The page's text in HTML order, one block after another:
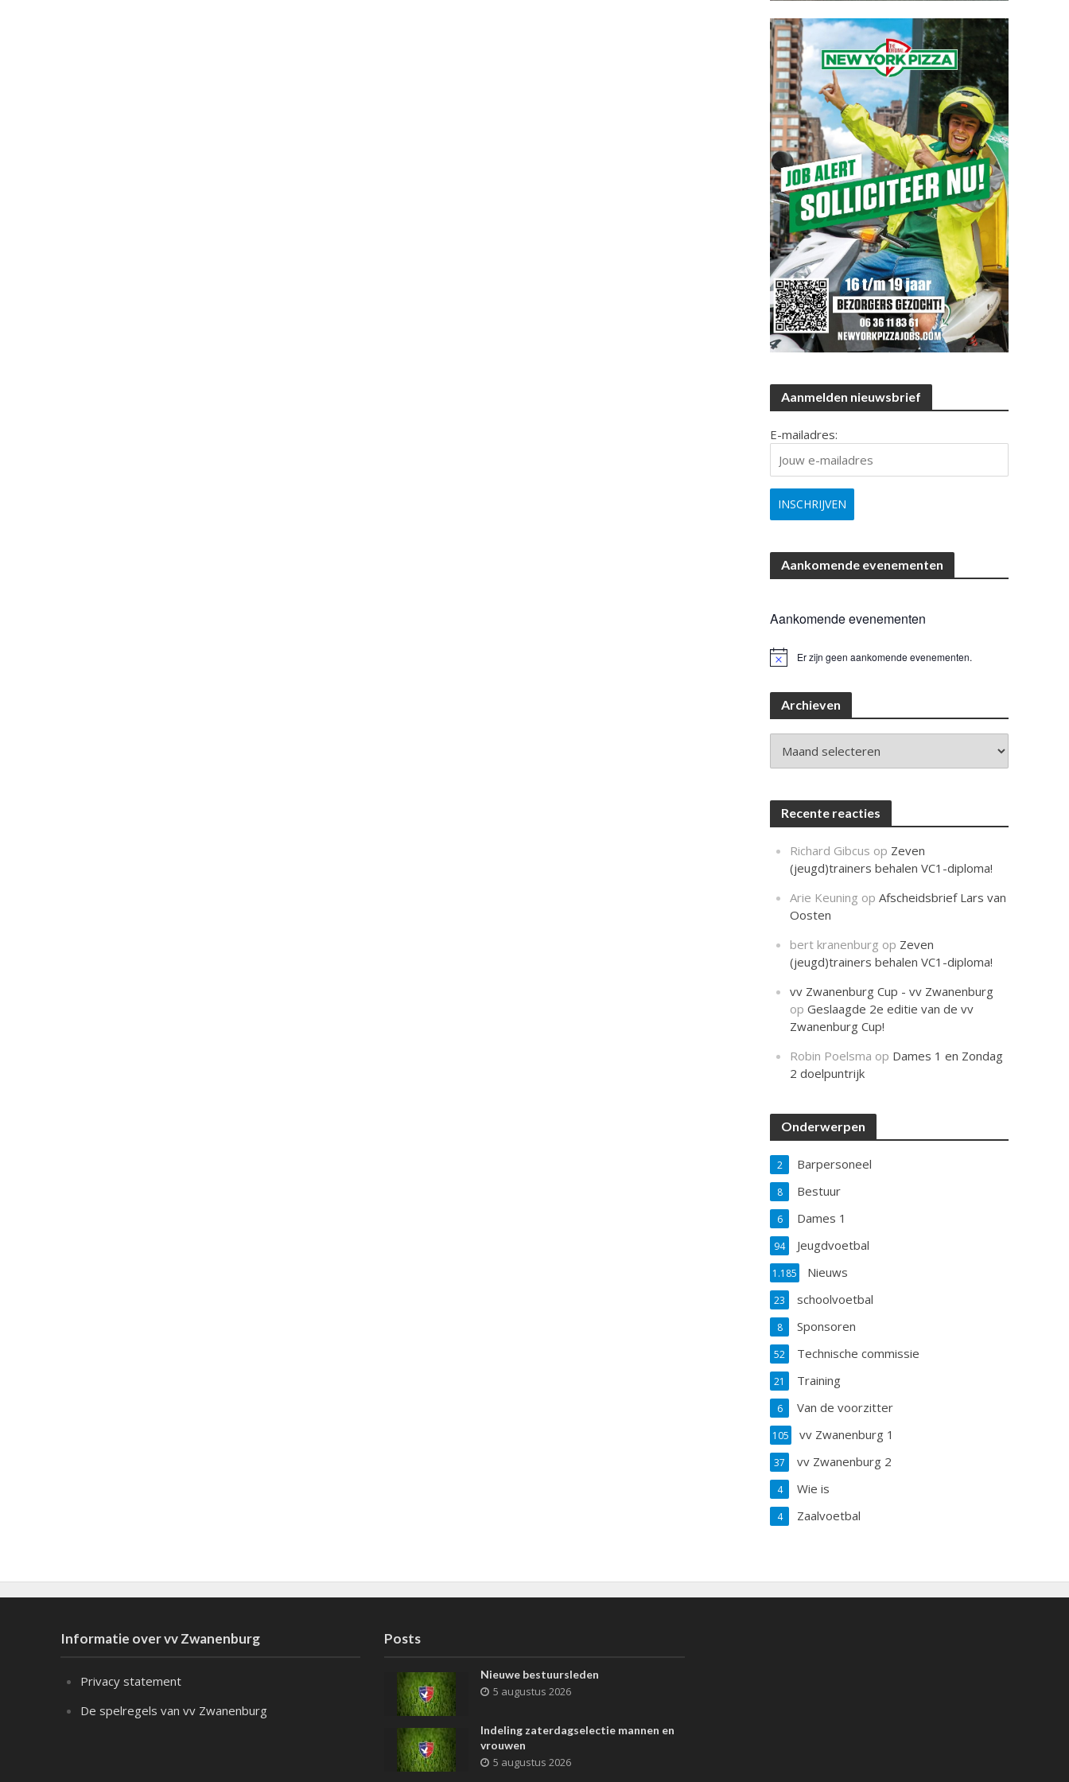
Aanmelden nieuwsbrief
E-mailadres:
Aankomende evenementen
Aankomende evenementen
B
t
Er zijn geen aankomende evenementen.
Archieven
Recente reacties
Richard Gibcus op Zeven
(jeugd)trainers behalen VC1-diploma!
Arie Keuning opAfscheidsbrief Lars van
Oosten
bert kranenburg op Zeven
(jeugd)trainers behalen VC1-diploma!
vv Zwanenburg Cup - vv Zwanenburg
opGeslaagde 2e editie van de vv
Zwanenburg Cup!
Robin Poelsma op Dames 1 en Zondag
2 doelpuntrijk
Onderwerpen
Barpersoneel
2
Bestuur
8
Dames 1
6
Jeugdvoetbal
94
Nieuws
1.185
schoolvoetbal
23
Sponsoren
8
Technische commissie
52
Training
21
Van de voorzitter
6
vv Zwanenburg 1
105
vv Zwanenburg 2
37
Wie is
4
Zaalvoetbal
4
Informatie over vv Zwanenburg
Privacy statement
De spelregels van vv Zwanenburg
Posts
Nieuwe bestuursleden
5 augustus 2026
Indeling zaterdagselectie mannen en
vrouwen
5 augustus 2026